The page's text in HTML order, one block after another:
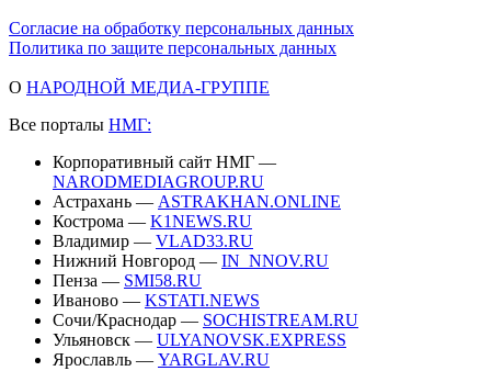
Согласие на обработку персональных данных
Политика по защите персональных данных
О НАРОДНОЙ МЕДИА-ГРУППЕ
Все порталы НМГ:
Корпоративный сайт НМГ —
NARODMEDIAGROUP.RU
Астрахань — ASTRAKHAN.ONLINE
Кострома — K1NEWS.RU
Владимир — VLAD33.RU
Нижний Новгород — IN_NNOV.RU
Пенза — SMI58.RU
Иваново — KSTATI.NEWS
Сочи/Краснодар — SOCHISTREAM.RU
Ульяновск — ULYANOVSK.EXPRESS
Ярославль — YARGLAV.RU